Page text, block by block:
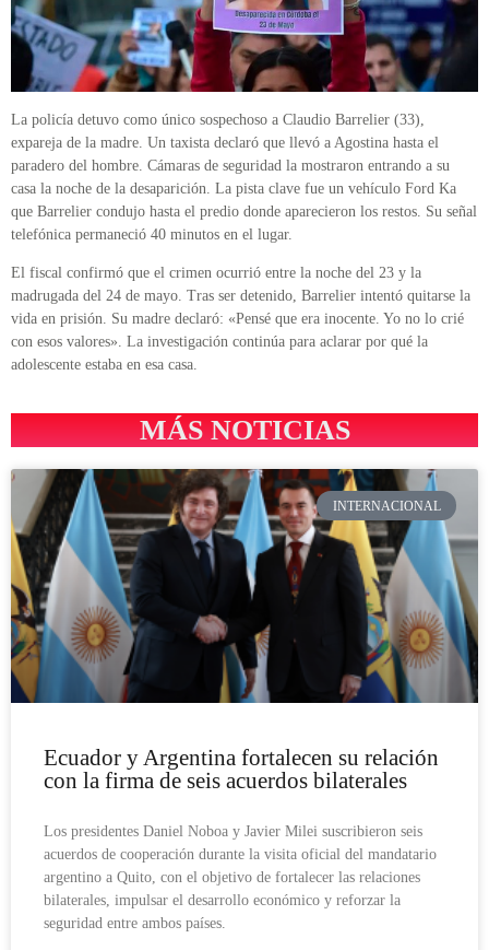
La policía detuvo como único sospechoso a Claudio Barrelier (33),
expareja de la madre. Un taxista declaró que llevó a Agostina hasta el
paradero del hombre. Cámaras de seguridad la mostraron entrando a su
casa la noche de la desaparición. La pista clave fue un vehículo Ford Ka
que Barrelier condujo hasta el predio donde aparecieron los restos. Su señal
telefónica permaneció 40 minutos en el lugar.
El fiscal confirmó que el crimen ocurrió entre la noche del 23 y la
madrugada del 24 de mayo. Tras ser detenido, Barrelier intentó quitarse la
vida en prisión. Su madre declaró: «Pensé que era inocente. Yo no lo crié
con esos valores». La investigación continúa para aclarar por qué la
adolescente estaba en esa casa.
MÁS NOTICIAS
INTERNACIONAL
Ecuador y Argentina fortalecen su relación
con la firma de seis acuerdos bilaterales
Los presidentes Daniel Noboa y Javier Milei suscribieron seis
acuerdos de cooperación durante la visita oficial del mandatario
argentino a Quito, con el objetivo de fortalecer las relaciones
bilaterales, impulsar el desarrollo económico y reforzar la
seguridad entre ambos países.